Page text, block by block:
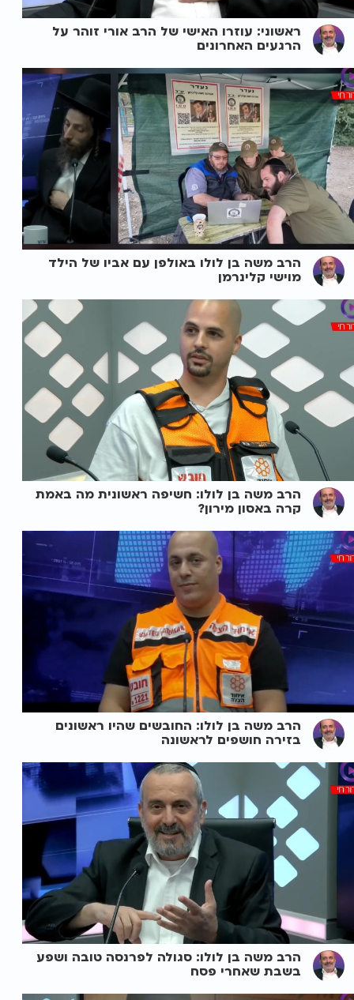
ראשוני: עוזרו האישי של הרב אורי זוהר על
הרגעים האחרונים
הרב משה בן לולו באולפן עם אביו של הילד
מוישי קלינרמן
הרב משה בן לולו: חשיפה ראשונית מה באמת
קרה באסון מירון?
הרב משה בן לולו: החובשים שהיו ראשונים
בזירה חושפים לראשונה
הרב משה בן לולו: סגולה לפרנסה טובה ושפע
בשבת שאחרי פסח